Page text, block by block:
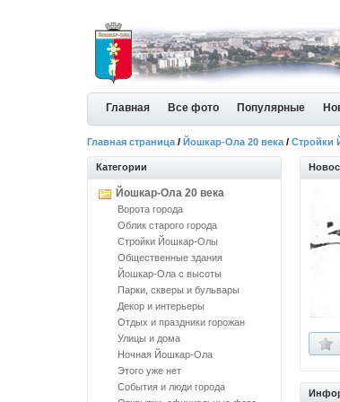
Главная Все фото Популярные
Главная страница / Йошкар-Ола 20 века / Стройки
Категории
Йошкар-Ола 20 века
Ворота города
Облик старого города
Стройки Йошкар-Олы
Общественные здания
Йошкар-Ола с высоты
Парки, скверы и бульвары
Декор и интерьеры
Отдых и праздники горожан
Улицы и дома
Ночная Йошкар-Ола
Этого уже нет
События и люди города